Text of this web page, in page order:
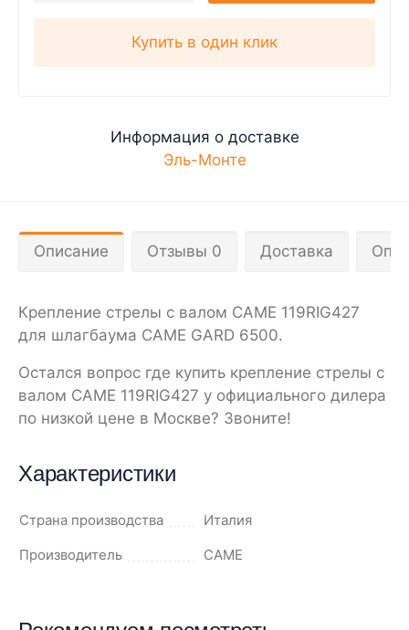
Купить в один клик
Информация о доставке
Эль-Монте
Описание Отзывы 0 Доставка
Крепление стрелы с валом CAME 119RIG427
для шлагбаума CAME GARD 6500.
Остался вопрос где купить крепление стрелы с
валом CAME 119RIG427 у официального дилера
по низкой цене в Москве? Звоните!
Характеристики
Страна производства
Италия
Производитель
CAME